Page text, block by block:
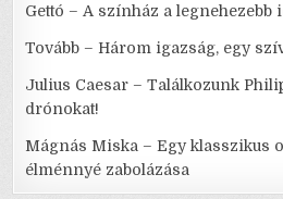
Gettó – A színház a legnehezebb
Tovább – Három igazság, egy
Julius Caesar – Találkozunk
drónokat!
Mágnás Miska – Egy klasszikus
élménnyé zabolázása